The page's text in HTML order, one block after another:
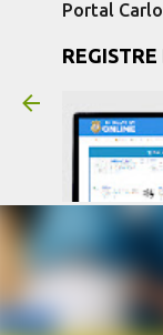
Portal